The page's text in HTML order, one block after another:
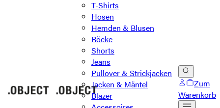
T-Shirts
Hosen
Hemden & Blusen
Röcke
Shorts
Jeans
Pullover & Strickjacken
Jacken & Mäntel
Blazer
Zum
Warenkorb